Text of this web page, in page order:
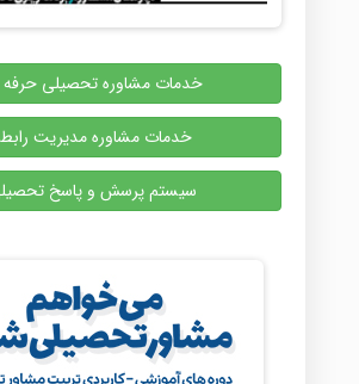
خدمات مشاوره تحصیلی
خدمات مشاوره مدیریت
سیستم پرسش و پاسخ